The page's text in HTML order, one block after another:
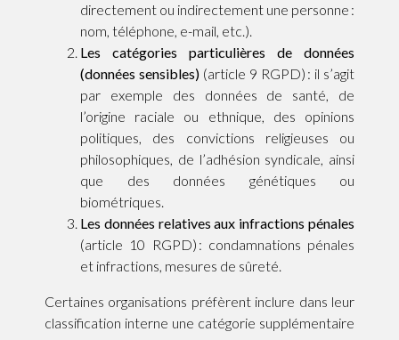
directement ou indirectement une personne :
nom, téléphone, e-mail, etc.).
Les catégories particulières de données
(données sensibles) (article 9 RGPD) : il s’agit
par exemple des données de santé, de
l’origine raciale ou ethnique, des opinions
politiques, des convictions religieuses ou
philosophiques, de l’adhésion syndicale, ainsi
que des données génétiques ou
biométriques.
Les données relatives aux infractions pénales
(article 10 RGPD) : condamnations pénales
et infractions, mesures de sûreté.
Certaines organisations préfèrent inclure dans leur
classification interne une catégorie supplémentaire